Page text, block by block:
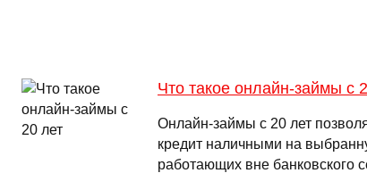
Что такое онлайн-займы с
Онлайн-займы с 20 лет
кредит наличными на
работающих вне банковского